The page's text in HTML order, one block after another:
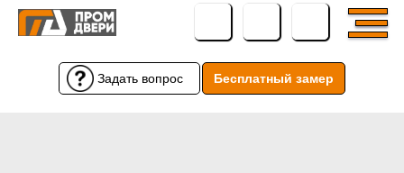
Задать вопрос Бесплатный замер
Задать вопрос